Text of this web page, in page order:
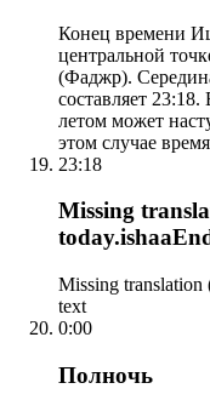
Конец времени
центральной
(Фаджр).
составляет
летом может
этом случае
23:18
Missing
Missing
text
0:00
Полночь